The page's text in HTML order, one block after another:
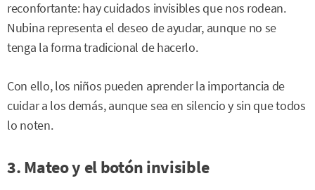
reconfortante: hay cuidados invisibles que nos rodean.
Nubina representa el deseo de ayudar, aunque no se
tenga la forma tradicional de hacerlo.
Con ello, los niños pueden aprender la importancia de
cuidar a los demás, aunque sea en silencio y sin que todos
lo noten.
3. Mateo y el botón invisible